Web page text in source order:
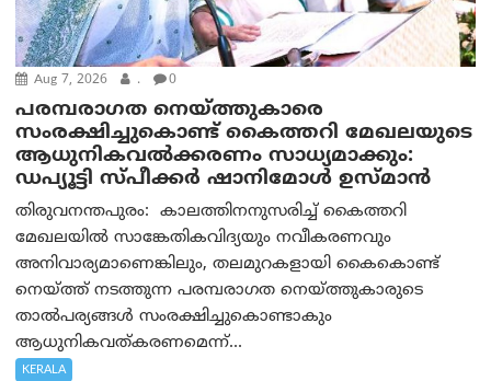
Aug 7, 2026 . 0
പരമ്പരാഗത നെയ്ത്തുകാരെ
സംരക്ഷിച്ചുകൊണ്ട് കൈത്തറി മേഖലയുടെ
ആധുനികവൽക്കരണം സാധ്യമാക്കും:
ഡപ്യൂട്ടി സ്പീക്കർ ഷാനിമോൾ ഉസ്മാൻ
തിരുവനന്തപുരം: കാലത്തിനനുസരിച്ച് കൈത്തറി
മേഖലയിൽ സാങ്കേതികവിദ്യയും നവീകരണവും
അനിവാര്യമാണെങ്കിലും, തലമുറകളായി കൈകൊണ്ട്
നെയ്ത്ത് നടത്തുന്ന പരമ്പരാഗത നെയ്ത്തുകാരുടെ
താൽപര്യങ്ങൾ സംരക്ഷിച്ചുകൊണ്ടാകും
ആധുനികവത്കരണമെന്ന്...
KERALA